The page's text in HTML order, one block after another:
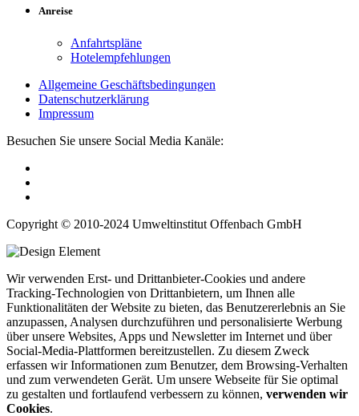
Anreise
Anfahrtspläne
Hotelempfehlungen
Allgemeine Geschäftsbedingungen
Datenschutzerklärung
Impressum
Besuchen Sie unsere Social Media Kanäle:
Copyright © 2010-2024 Umweltinstitut Offenbach GmbH
Wir verwenden Erst- und Drittanbieter-Cookies und andere
Tracking-Technologien von Drittanbietern, um Ihnen alle
Funktionalitäten der Website zu bieten, das Benutzererlebnis an Sie
anzupassen, Analysen durchzuführen und personalisierte Werbung
über unsere Websites, Apps und Newsletter im Internet und über
Social-Media-Plattformen bereitzustellen. Zu diesem Zweck
erfassen wir Informationen zum Benutzer, dem Browsing-Verhalten
und zum verwendeten Gerät. Um unsere Webseite für Sie optimal
zu gestalten und fortlaufend verbessern zu können, verwenden wir
Cookies.